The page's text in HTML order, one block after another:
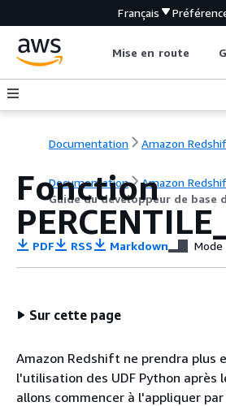
Français
Mise en route
Documentation Amazon
Documentation
Amazon
Guide du développeur de base
Fonction
PDF RSS Markdown
Sur cette page
Amazon Redshift ne prendra plus
l'utilisation des UDF Python après
allons commencer à l'appliquer